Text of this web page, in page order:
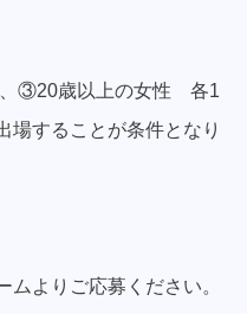
③20歳以上の女性 各1
場することが条件となり
よりご応募ください。